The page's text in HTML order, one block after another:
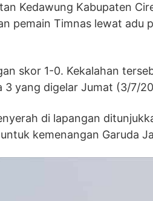
Kedawung Kabupaten
pemain Timnas lewat adu
skor 1-0. Kekalahan
3 yang digelar Jumat (3/7/
di lapangan
kemenangan Garuda